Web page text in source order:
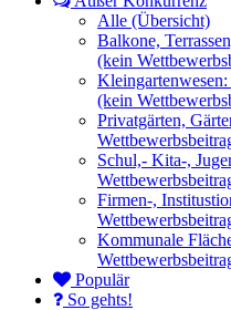
Alle (Übersicht)
Balkone,
(kein
Kleingartenwesen:
(kein
Privatgärten,
Schul,- Kita-,
Firmen-,
Kommunale
Populär
So gehts!